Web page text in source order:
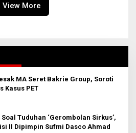
View More
MA Seret Bakrie Group, Soroti
Kasus PET
Soal Tuduhan ‘Gerombolan Sirkus’,
II Dipimpin Sufmi Dasco Ahmad